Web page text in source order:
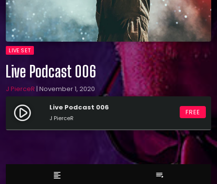
LIVE SET
Live Podcast 006
J PierceR | November 1, 2020
play_circle_filled Live Podcast 006
J PierceR
FREE
format_align_left playlist_play